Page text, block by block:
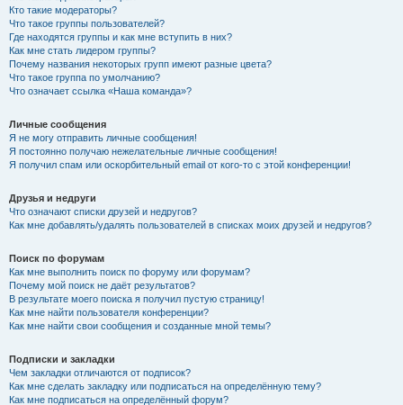
Кто такие модераторы?
Что такое группы пользователей?
Где находятся группы и как мне вступить в них?
Как мне стать лидером группы?
Почему названия некоторых групп имеют разные цвета?
Что такое группа по умолчанию?
Что означает ссылка «Наша команда»?
Личные сообщения
Я не могу отправить личные сообщения!
Я постоянно получаю нежелательные личные сообщения!
Я получил спам или оскорбительный email от кого-то с этой конференции!
Друзья и недруги
Что означают списки друзей и недругов?
Как мне добавлять/удалять пользователей в списках моих друзей и недругов?
Поиск по форумам
Как мне выполнить поиск по форуму или форумам?
Почему мой поиск не даёт результатов?
В результате моего поиска я получил пустую страницу!
Как мне найти пользователя конференции?
Как мне найти свои сообщения и созданные мной темы?
Подписки и закладки
Чем закладки отличаются от подписок?
Как мне сделать закладку или подписаться на определённую тему?
Как мне подписаться на определённый форум?